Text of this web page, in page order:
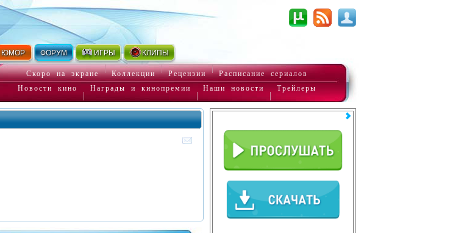
ЮМОР ФОРУМ ИГРЫ КЛИПЫ
Скоро на экране Коллекции Рецензии
Расписание сериалов
Новости кино
Награды и кинопремии Наши новости Трейлеры